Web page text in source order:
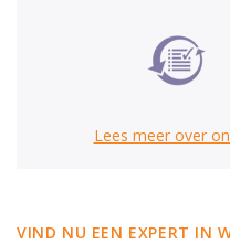
Lees meer over
VIND NU EEN EXPERT IN